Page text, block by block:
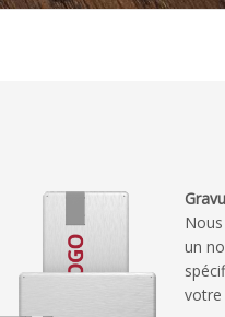
un
votre